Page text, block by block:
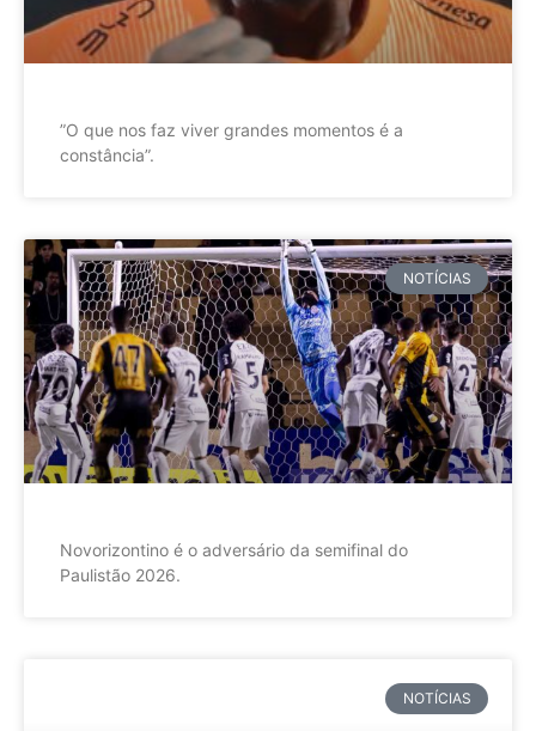
”O que nos faz viver grandes momentos é a
constância”.
NOTÍCIAS
Novorizontino é o adversário da semifinal do
Paulistão 2026.
NOTÍCIAS